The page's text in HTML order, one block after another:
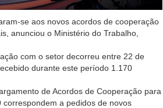
se aos novos acordos de cooperação
anunciou o Ministério do Trabalho,
com o setor decorreu entre 22 de
durante este período 1.170
de Acordos de Cooperação para
a pedidos de novos